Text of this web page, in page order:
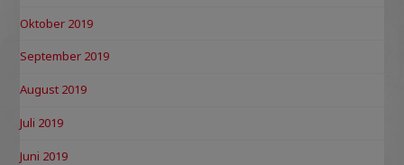
Oktober 2019
September 2019
August 2019
Juli 2019
Juni 2019